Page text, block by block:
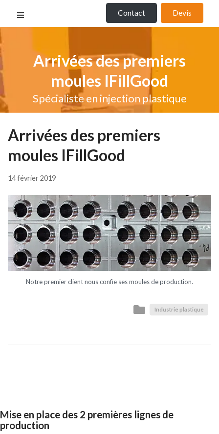
Contact Devis
Arrivées des premiers
moules IFillGood
Spécialiste en injection plastique
Arrivées des premiers
moules IFillGood
14 février 2019
Notre premier client nous confie ses moules de production.
Industrie plastique
Mise en place des 2 premières lignes de
production